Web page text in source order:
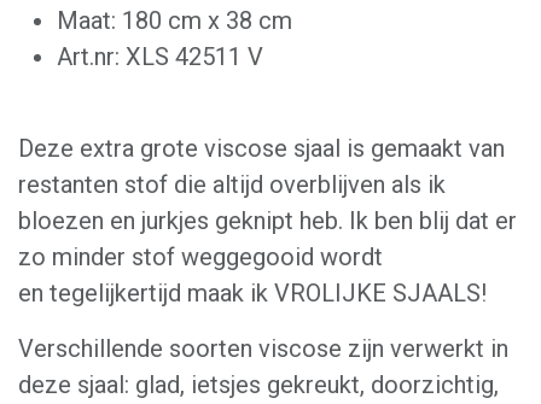
Maat: 180 cm x 38 cm
Art.nr: XLS 42511 V
Deze extra grote viscose sjaal is gemaakt van
restanten stof die altijd overblijven als ik
bloezen en jurkjes geknipt heb. Ik ben blij dat er
zo minder stof weggegooid wordt
en tegelijkertijd maak ik VROLIJKE SJAALS!
Verschillende soorten viscose zijn verwerkt in
deze sjaal: glad, ietsjes gekreukt, doorzichtig,